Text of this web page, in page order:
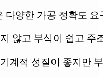
양한 가공 정확도
않고 부식이 쉽고
계적 성질이 좋지만